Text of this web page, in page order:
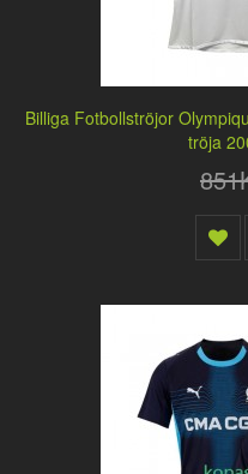
Billiga Fotbollströjor
tröja